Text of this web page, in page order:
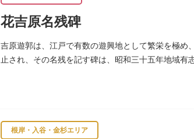
花吉原名残碑
吉原遊郭は、江戸で有数の遊興地として繁栄を極
止され、その名残を記す碑は、昭和三十五年地域有
根岸・入谷・金杉エリア